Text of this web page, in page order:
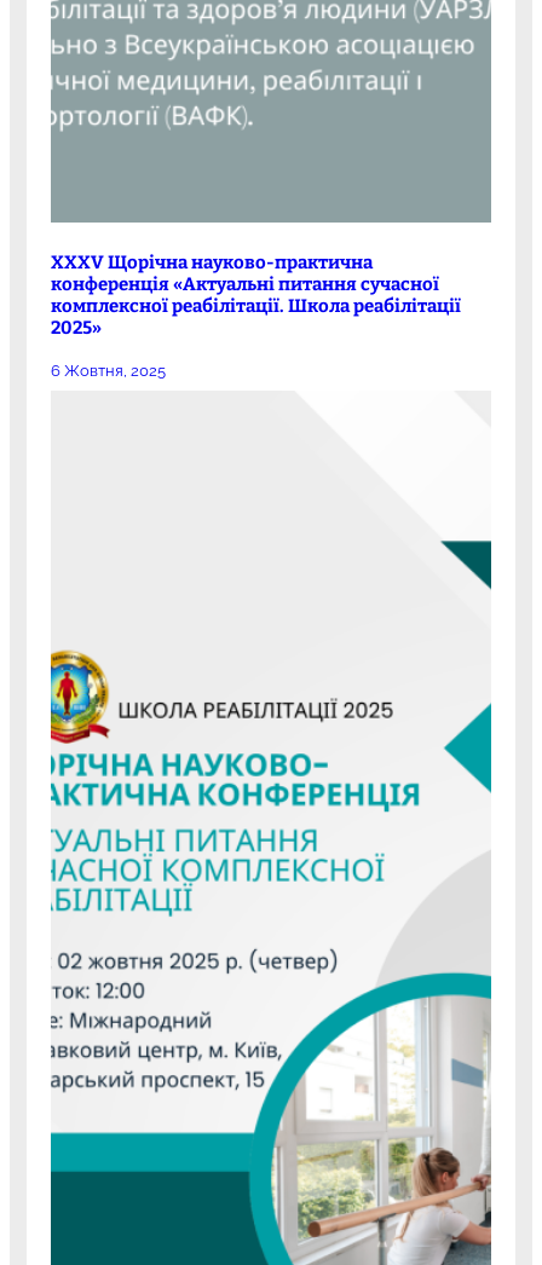
XXXV Щорічна науково-практична
конференція «Актуальні питання сучасної
комплексної реабілітації. Школа реабілітації
2025»
6 Жовтня, 2025